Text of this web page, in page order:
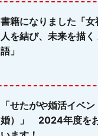
書籍になりました「女
人を結び、未来を描
語」
「せたがや婚活イベ
婚）」 2024年度を